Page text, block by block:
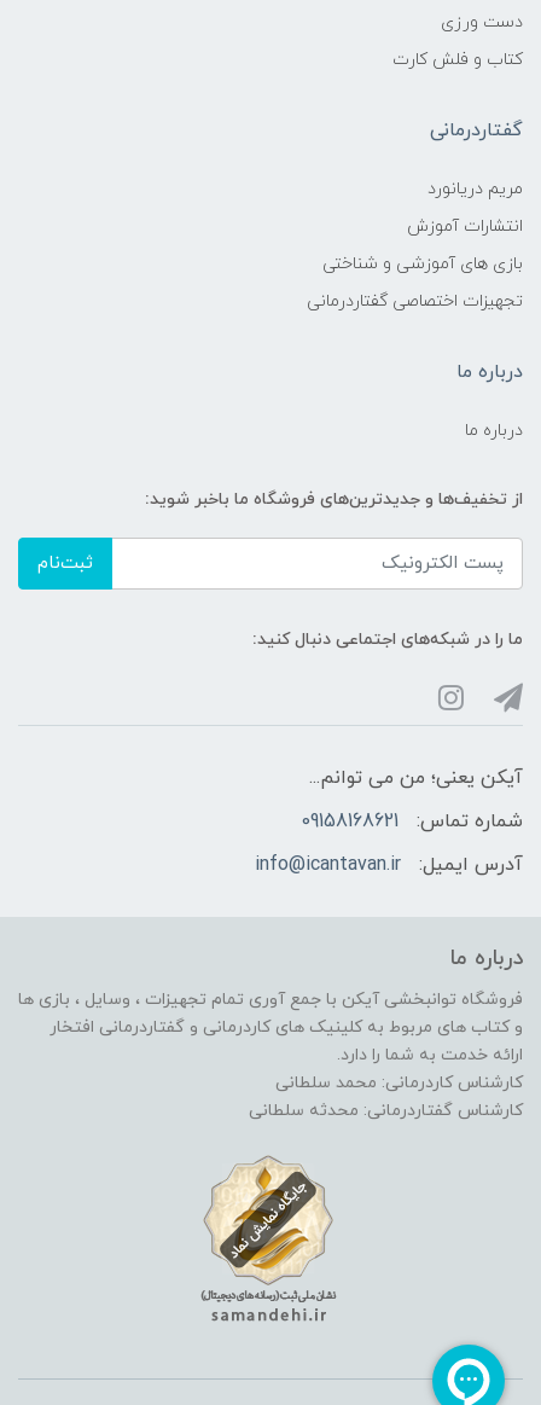
دست ورزی
کتاب و فلش کارت
گفتاردرمانی
مریم دریانورد
انتشارات آموزش
بازی های آموزشی و شناختی
تجهیزات اختصاصی گفتاردرمانی
درباره ما
درباره ما
از تخفیف‌ها و جدیدترین‌های فروشگاه ما باخبر شوید:
ثبت‌نام
ما را در شبکه‌های اجتماعی دنبال کنید:
آیکن یعنی؛ من می توانم...
شماره تماس:
09158168621
آدرس ایمیل:
info@icantavan.ir
درباره ما
فروشگاه توانبخشی آیکن با جمع آوری تمام تجهیزات ، وسایل ، بازی ها
و کتاب های مربوط به کلینیک های کاردرمانی و گفتاردرمانی افتخار
ارائه خدمت به شما را دارد.
کارشناس کاردرمانی: محمد سلطانی
کارشناس گفتاردرمانی: محدثه سلطانی